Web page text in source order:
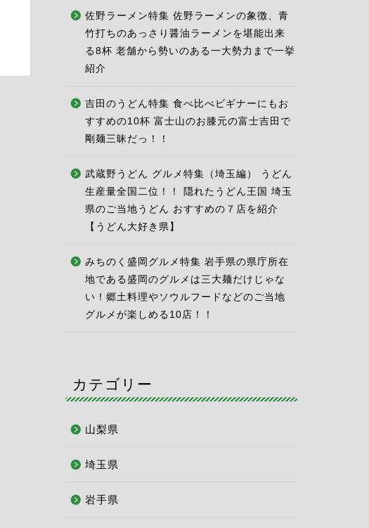
佐野ラーメン特集 佐野ラーメンの象徴、青
竹打ちのあっさり醤油ラーメンを堪能出来
る8杯 老舗から勢いのある一大勢力まで一挙
紹介
吉田のうどん特集 食べ比べビギナーにもお
すすめの10杯 富士山のお膝元の富士吉田で
剛麺三昧だっ！！
武蔵野うどん グルメ特集（埼玉編） うどん
生産量全国二位！！ 隠れたうどん王国 埼玉
県のご当地うどん おすすめの７店を紹介
【うどん大好き県】
みちのく盛岡グルメ特集 岩手県の県庁所在
地である盛岡のグルメは三大麺だけじゃな
い！郷土料理やソウルフードなどのご当地
グルメが楽しめる10店！！
カテゴリー
山梨県
埼玉県
岩手県